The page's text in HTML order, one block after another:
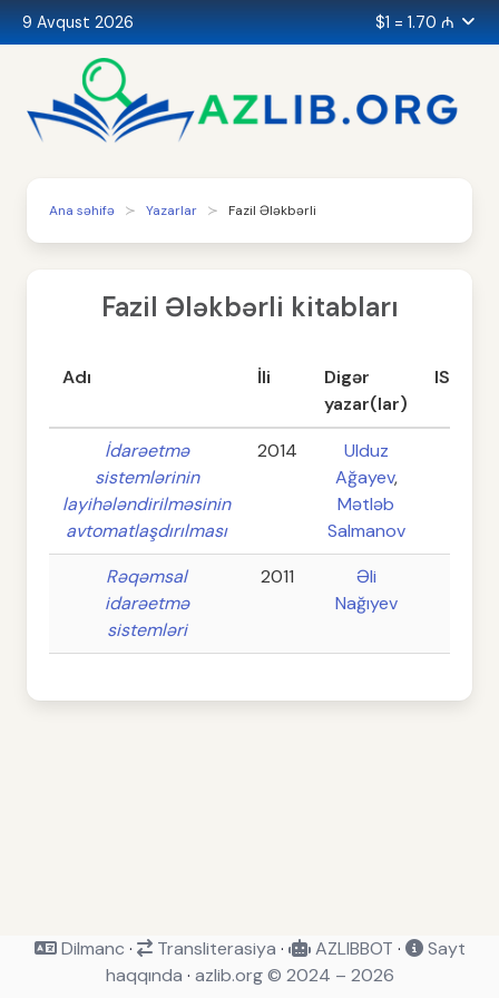
9 Avqust 2026 $1 = 1.70 ₼
Ana səhifə Yazarlar Fazil Ələkbərli
Fazil Ələkbərli kitabları
Adı İli
Digər
yazar(lar)
ISBN
İdarəetmə
sistemlərinin
layihələndirilməsinin
avtomatlaşdırılması
2014
Ulduz
Ağayev,
Mətləb
Salmanov
Rəqəmsal
idarəetmə
sistemləri
2011
Əli
Nağıyev
Dilmanc · Transliterasiya · AZLIBBOT ·
Sayt
haqqında · azlib.org © 2024 – 2026